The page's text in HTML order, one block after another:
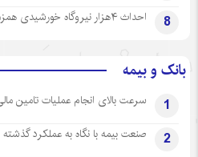
8 احداث ۴هزار نیروگاه خورشیدی همزمان با سفر رئیس جمهور به یزد
بانک و بیمه
1 سرعت بالای انجام عملیات
2 صنعت بیمه با نگاه به عملکرد